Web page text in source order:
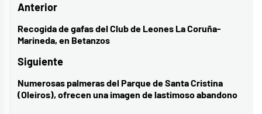
Navegación
de
entradas
Anterior
Entrada
anterior:
Recogida de gafas del Club de Leones La Coruña-
Marineda, en Betanzos
Siguiente
Entrada
siguiente:
Numerosas palmeras del Parque de Santa Cristina
(Oleiros), ofrecen una imagen de lastimoso abandono